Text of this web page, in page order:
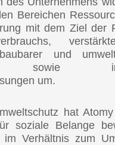
Königreich
Bereichen
mit dem Ziel der
und
sowie
um.
hat
soziale Belange
im Verhältnis zum